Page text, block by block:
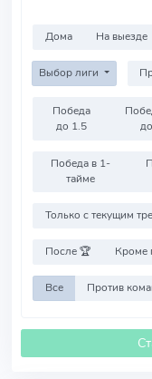
Дома На выезде
Выбор лиги
Победа
до 1.5
Победа в 1-
тайме
Только с текущим
После 🏆 Кроме
Все